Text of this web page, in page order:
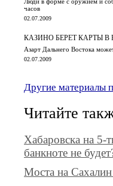
часов
02.07.2009
КАЗИНО БЕРЕТ КАРТЫ В
Азарт Дальнего Востока
02.07.2009
Другие материалы
Читайте
Хабаровска на 5-
банкноте не
Моста на Сахалин